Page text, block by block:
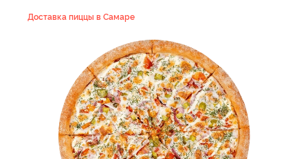
Доставка пиццы в Самаре